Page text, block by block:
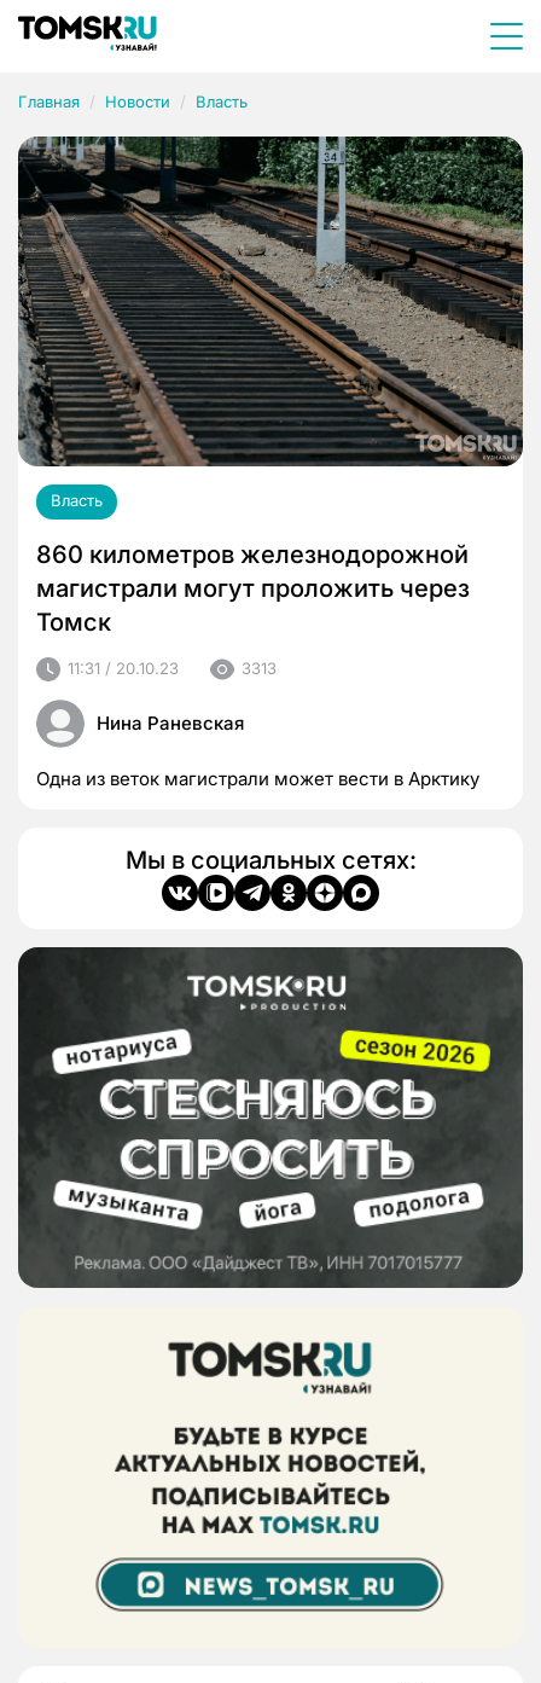
Главная Новости Власть
Власть
860 километров железнодорожной
магистрали могут проложить через
Томск
11:31 / 20.10.23 3313
Нина Раневская
Одна из веток магистрали может вести в Арктику
Мы в социальных сетях: